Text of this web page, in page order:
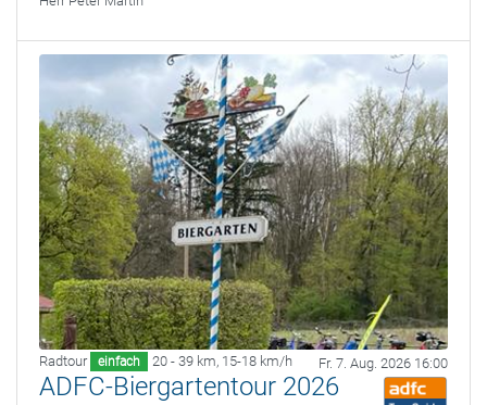
Radtour einfach 20 - 39 km, 15-18 km/h Fr. 7. Aug. 2026 16:00
ADFC-Biergartentour 2026